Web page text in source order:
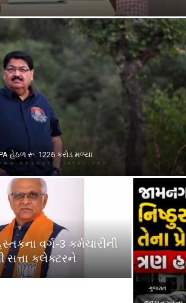
હેઠળ રૂ. 1226 કરોડ મળ્યા
વર્ગ-3 કર્મચારીની
સત્તા કલેક્ટરને
ગુજરાત